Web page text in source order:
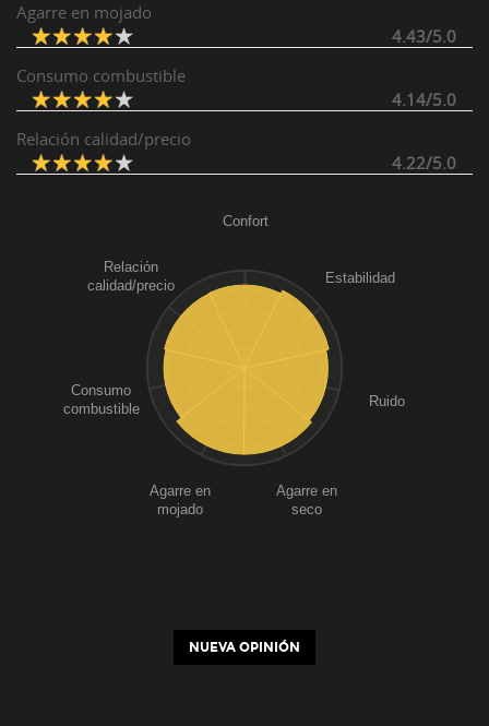
Agarre en mojado
4.43/5.0
Consumo combustible
4.14/5.0
Relación calidad/precio
4.22/5.0
Confort
Estabilidad
Ruido
Agarre en
seco
Agarre en
mojado
Consumo
combustible
Relación
calidad/precio
NUEVA OPINIÓN